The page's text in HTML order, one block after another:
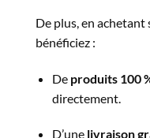
De plus, en achetant
bénéficiez :
De produits 100
directement.
D’une livraison